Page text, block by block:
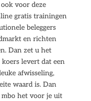
voor deze
gratis trainingen
beleggers
en richten
Dan zet u het
levert dat een
afwisseling,
waard is. Dan
het voor je uit